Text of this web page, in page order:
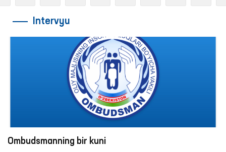
Intervyu
Ombudsmanning bir kuni